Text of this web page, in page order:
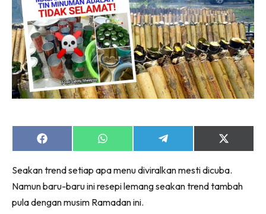
Share
on
Share
on
Share
on
Share
on
(Twitter)
Seakan trend setiap apa menu diviralkan mesti dicuba.
Namun baru-baru ini resepi lemang seakan trend tambah
pula dengan musim Ramadan ini.